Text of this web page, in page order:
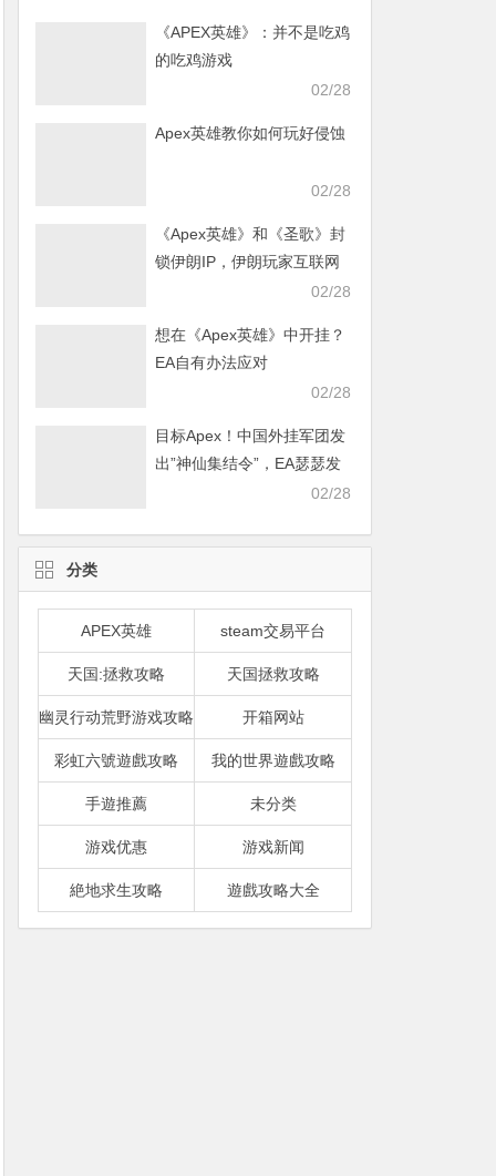
《APEX英雄》：并不是吃鸡
的吃鸡游戏
02/28
Apex英雄教你如何玩好侵蚀
02/28
《Apex英雄》和《圣歌》封
锁伊朗IP，伊朗玩家互联网
02/28
想在《Apex英雄》中开挂？
EA自有办法应对
02/28
目标Apex！中国外挂军团发
出”神仙集结令”，EA瑟瑟发
02/28
分类
APEX英雄 steam交易平台
天国:拯救攻略 天国拯救攻略
幽灵行动荒野游戏攻略 开箱网站
彩虹六號遊戲攻略 我的世界遊戲攻略
手遊推薦 未分类
游戏优惠 游戏新闻
絶地求生攻略 遊戲攻略大全